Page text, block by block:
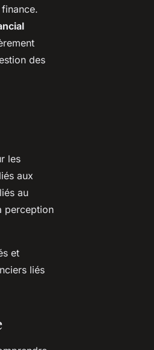
des
les
aux
au
perception
et
liés